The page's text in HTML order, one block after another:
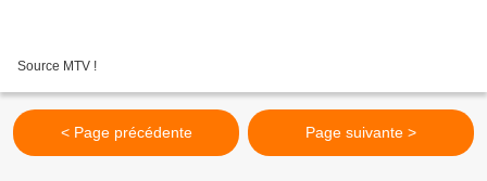
Source MTV !
< Page précédente Page suivante >